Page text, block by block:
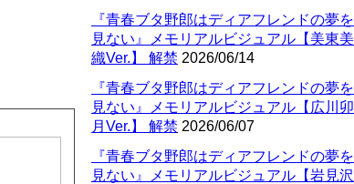
『青春ブタ野郎はディアフレンドの夢を
見ない』メモリアルビジュアル【美東美
織Ver.】 解禁 2026/06/14
『青春ブタ野郎はディアフレンドの夢を
見ない』メモリアルビジュアル【広川卯
月Ver.】 解禁 2026/06/07
『青春ブタ野郎はディアフレンドの夢を
見ない』メモリアルビジュアル【岩見沢